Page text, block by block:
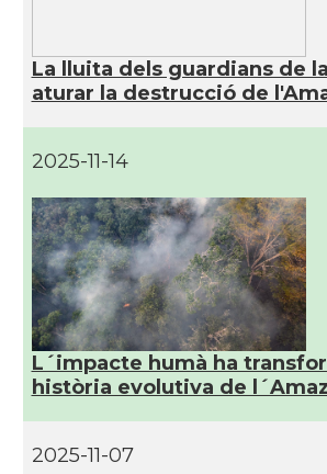
La lluita dels guardians de
aturar la destrucció de
2025-11-14
L´impacte humà ha
història evolutiva de
2025-11-07